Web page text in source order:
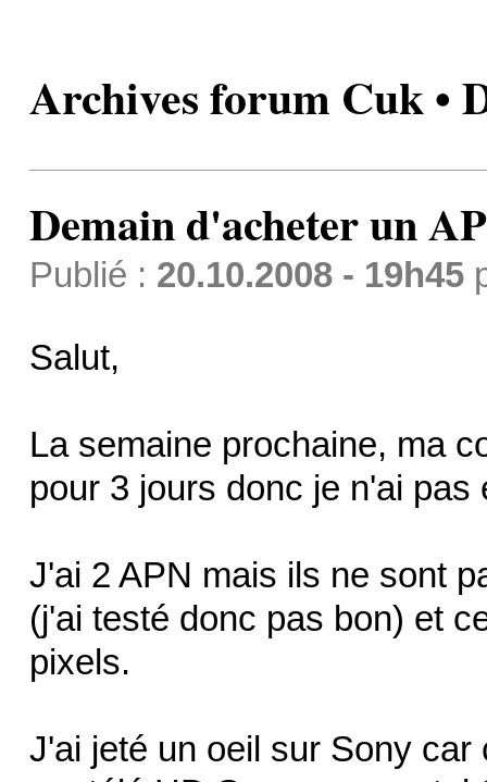
Archives forum Cuk •
Demain d'acheter un
Publié : 20.10.2008 - 19h45
Salut,
La semaine prochaine, ma
pour 3 jours donc je n'ai
J'ai 2 APN mais ils ne sont
(j'ai testé donc pas bon) et
pixels.
J'ai jeté un oeil sur Sony